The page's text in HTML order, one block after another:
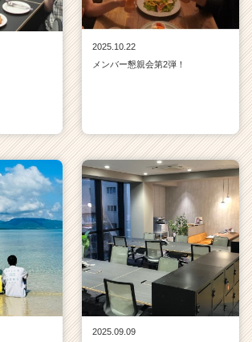
2025.10.22
メンバー懇親会第2弾！
2025.09.09